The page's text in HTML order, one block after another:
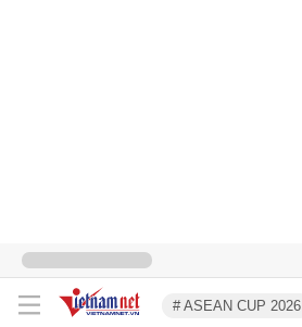
# ASEAN CUP 2026